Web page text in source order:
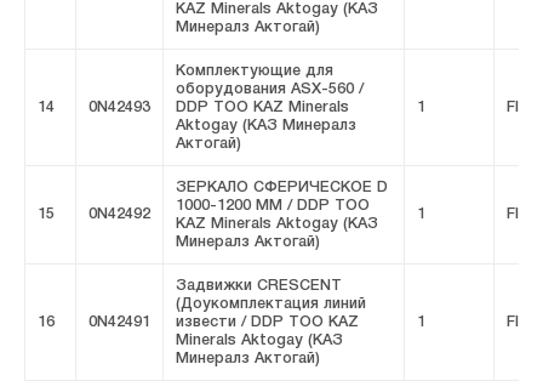
KAZ Minerals Aktogay (КАЗ
Минералз Актогай)
14 0N42493
Комплектующие для
оборудования ASX-560 /
DDP ТОО KAZ Minerals
Aktogay (КАЗ Минералз
Актогай)
1 FIVE
15 0N42492
ЗЕРКАЛО СФЕРИЧЕСКОЕ D
1000-1200 MM / DDP ТОО
KAZ Minerals Aktogay (КАЗ
Минералз Актогай)
1 FIVE
16 0N42491
Задвижки CRESCENT
(Доукомплектация линий
извести / DDP ТОО KAZ
Minerals Aktogay (КАЗ
Минералз Актогай)
1 FIVE